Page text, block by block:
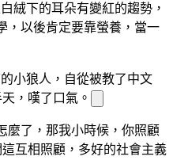
絨下的耳朵有變紅的趨勢，
，以後肯定要靠螢養，當一
的小狼人，自從被教了中文
，嘆了口氣。
麼了，那我小時候，你照顧
這互相照顧，多好的社會主義